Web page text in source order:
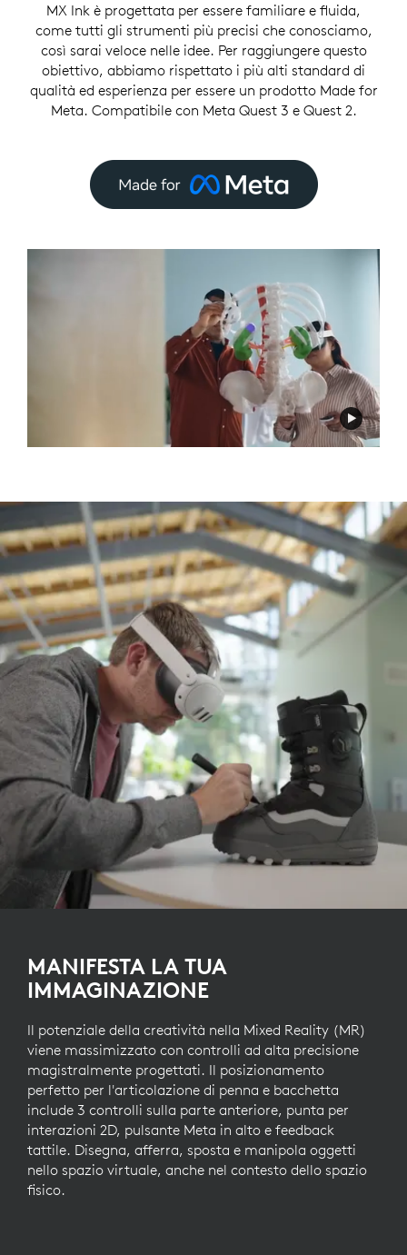
MX Ink è progettata per essere familiare e fluida,
come tutti gli strumenti più precisi che conosciamo,
così sarai veloce nelle idee. Per raggiungere questo
obiettivo, abbiamo rispettato i più alti standard di
qualità ed esperienza per essere un prodotto Made for
Meta. Compatibile con Meta Quest 3 e Quest 2.
MANIFESTA LA TUA
IMMAGINAZIONE
Il potenziale della creatività nella Mixed Reality (MR)
viene massimizzato con controlli ad alta precisione
magistralmente progettati. Il posizionamento
perfetto per l'articolazione di penna e bacchetta
include 3 controlli sulla parte anteriore, punta per
interazioni 2D, pulsante Meta in alto e feedback
tattile. Disegna, afferra, sposta e manipola oggetti
nello spazio virtuale, anche nel contesto dello spazio
fisico.